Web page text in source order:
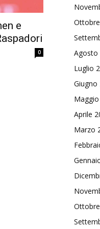
e
0
Agosto
Luglio
Giugno
Aprile
Marzo